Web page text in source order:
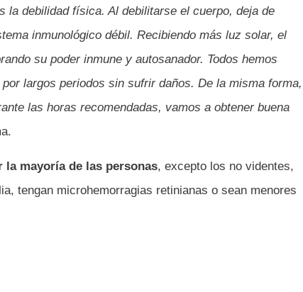
la debilidad física. Al debilitarse el cuerpo, deja de
inmunológico débil. Recibiendo más luz solar, el
su poder inmune y autosanador. Todos hemos
largos periodos sin sufrir daños. De la misma forma,
las horas recomendadas, vamos a obtener buena
la mayoría de las personas, excepto los no videntes,
tengan microhemorragias retinianas o sean menores